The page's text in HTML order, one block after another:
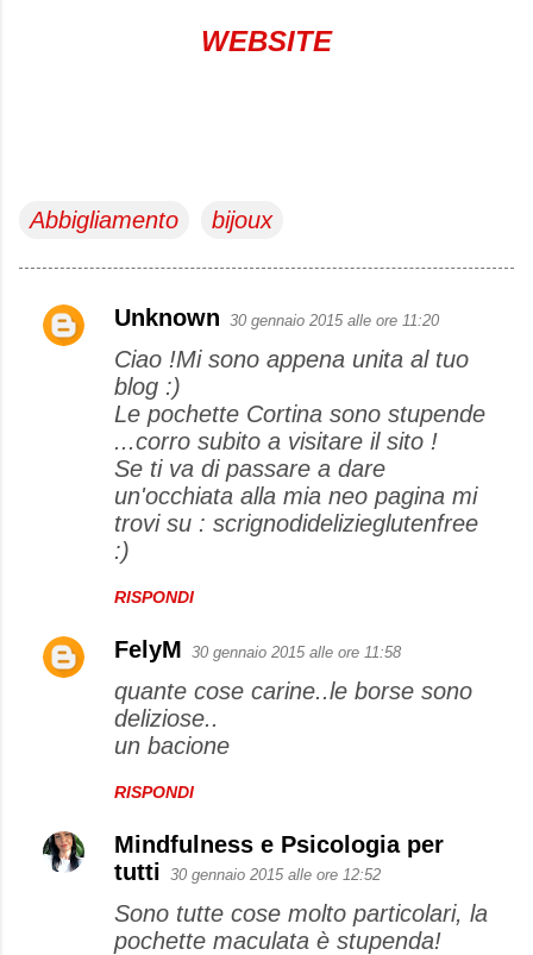
WEBSITE
Abbigliamento bijoux
C
Unknown 30 gennaio 2015 alle ore 11:20
Ciao !Mi sono appena unita al tuo
blog :)
Le pochette Cortina sono stupende
...corro subito a visitare il sito !
Se ti va di passare a dare
un'occhiata alla mia neo pagina mi
trovi su : scrignodidelizieglutenfree
:)
RISPONDI
FelyM 30 gennaio 2015 alle ore 11:58
quante cose carine..le borse sono
deliziose..
un bacione
RISPONDI
Mindfulness e Psicologia per
tutti 30 gennaio 2015 alle ore 12:52
Sono tutte cose molto particolari, la
pochette maculata è stupenda!